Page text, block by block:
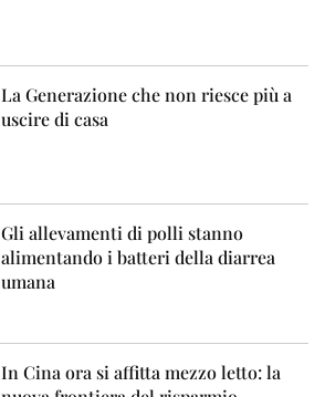
La Generazione che non riesce più a
uscire di casa
Gli allevamenti di polli stanno
alimentando i batteri della diarrea
umana
In Cina ora si affitta mezzo letto: la